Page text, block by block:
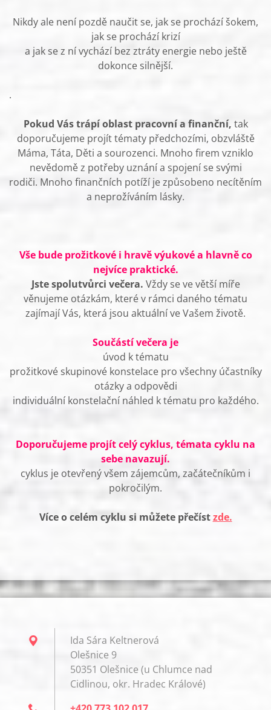
Nikdy ale není pozdě naučit se, jak se prochází šokem,
jak se prochází krizí
a jak se z ní vychází bez ztráty energie nebo ještě
dokonce silnější.
.
Pokud Vás trápí oblast pracovní a finanční, tak
doporučujeme projít tématy předchozími, obzvláště
Máma, Táta, Děti a sourozenci. Mnoho firem vzniklo
nevědomě z potřeby uznání a spojení se svými
rodiči. Mnoho finančních potíží je způsobeno necítěním
a neprožíváním lásky.
Vše bude prožitkové i hravě výukové a hlavně co
nejvíce praktické.
Jste spolutvůrci večera. Vždy se ve větší míře
věnujeme otázkám, které v rámci daného tématu
zajímají Vás, která jsou aktuální ve Vašem životě.
Součástí večera je
úvod k tématu
prožitkové skupinové konstelace pro všechny účastníky
otázky a odpovědi
individuální konstelační náhled k tématu pro každého.
Doporučujeme projít celý cyklus, témata cyklu na
sebe navazují.
cyklus je otevřený všem zájemcům, začátečníkům i
pokročilým.
Více o celém cyklu si můžete přečístzde.
Ida Sára Keltnerová
Olešnice 9
50351 Olešnice (u Chlumce nad
Cidlinou, okr. Hradec Králové)